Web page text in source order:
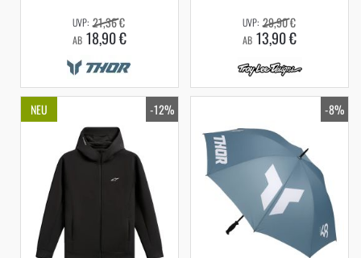
AB 18,90 €
21,36 €
AB 13,90 €
29,90 €
NEU -12% -8%